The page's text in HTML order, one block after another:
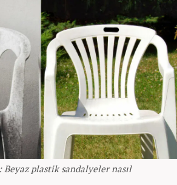
plastik sandalyeler nasıl